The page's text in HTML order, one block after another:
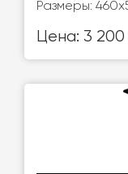
Размеры:
Цена: 3 200